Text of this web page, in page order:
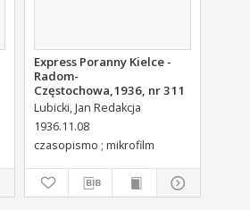
Express Poranny Kielce -
Radom-
Częstochowa,1936, nr 311
Lubicki, Jan Redakcja
1936.11.08
czasopismo ; mikrofilm